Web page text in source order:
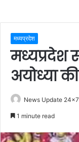
मध्यप्रदेश
मध्यप्रदेश
अयोध्या
News Update
1 minute read